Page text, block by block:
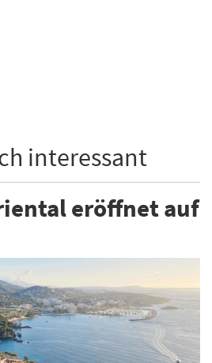
interessant
eröffnet auf